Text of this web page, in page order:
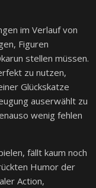
im Verlauf von
Figuren
stellen müssen.
zu nutzen,
Glückskatze
auserwählt zu
wenig fehlen
fällt kaum noch
Humor der
Action,